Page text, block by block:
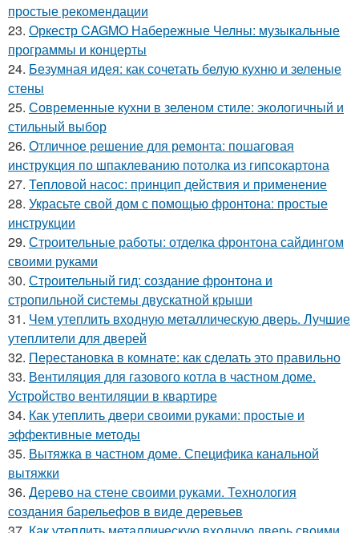
простые рекомендации
23. Оркестр CAGMO Набережные Челны: музыкальные
программы и концерты
24. Безумная идея: как сочетать белую кухню и зеленые
стены
25. Современные кухни в зеленом стиле: экологичный и
стильный выбор
26. Отличное решение для ремонта: пошаговая
инструкция по шпаклеванию потолка из гипсокартона
27. Тепловой насос: принцип действия и применение
28. Украсьте свой дом с помощью фронтона: простые
инструкции
29. Строительные работы: отделка фронтона сайдингом
своими руками
30. Строительный гид: создание фронтона и
стропильной системы двускатной крыши
31. Чем утеплить входную металлическую дверь. Лучшие
утеплители для дверей
32. Перестановка в комнате: как сделать это правильно
33. Вентиляция для газового котла в частном доме.
Устройство вентиляции в квартире
34. Как утеплить двери своими руками: простые и
эффективные методы
35. Вытяжка в частном доме. Специфика канальной
вытяжки
36. Дерево на стене своими руками. Технология
создания барельефов в виде деревьев